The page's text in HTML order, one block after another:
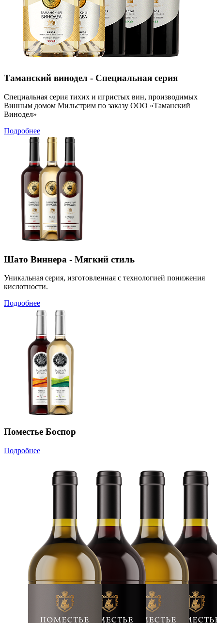
Таманский винодел - Специальная серия
Специальная серия тихих и игристых вин, производимых
Винным домом Мильстрим по заказу ООО «Таманский
Винодел»
Подробнее
Шато Виннера - Мягкий стиль
Уникальная серия, изготовленная с технологией понижения
кислотности.
Подробнее
Поместье Боспор
Подробнее